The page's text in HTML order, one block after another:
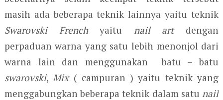
masih ada beberapa teknik lainnya yaitu teknik
Swarovski Frenchyaitu nail art dengan
perpaduan warna yang satu lebih menonjol dari
warna lain dan menggunakan batu – batu
swarovski, Mix ( campuran ) yaitu teknik yang
menggabungkan beberapa teknik dalam satu nail